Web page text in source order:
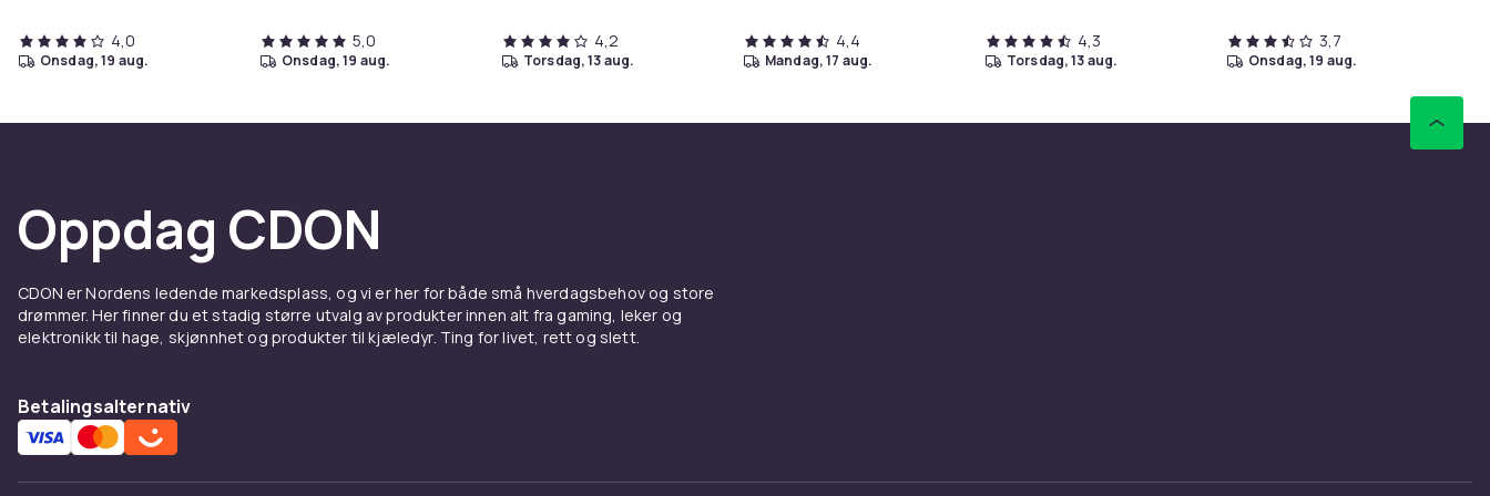
4,0
onsdag, 19 aug.
5,0
onsdag, 19 aug.
4,2
torsdag, 13 aug.
4,4
mandag, 17 aug.
4,3
torsdag, 13 aug.
3,7
onsdag, 19 aug.
Oppdag CDON
CDON er Nordens ledende markedsplass, og vi er her for både små hverdagsbehov og store
drømmer. Her finner du et stadig større utvalg av produkter innen alt fra gaming, leker og
elektronikk til hage, skjønnhet og produkter til kjæledyr. Ting for livet, rett og slett.
Betalingsalternativ